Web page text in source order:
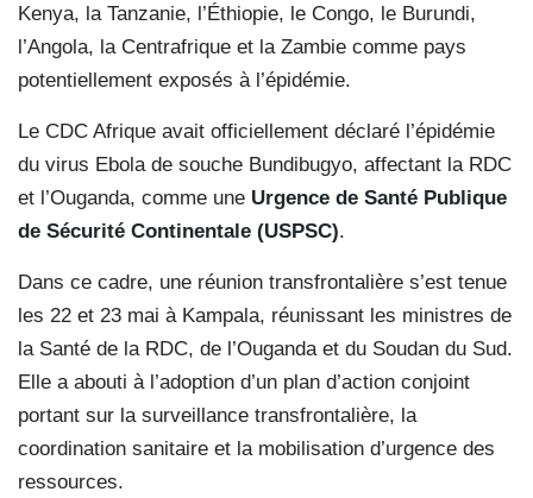
Kenya, la Tanzanie, l’Éthiopie, le Congo, le Burundi,
l’Angola, la Centrafrique et la Zambie comme pays
potentiellement exposés à l’épidémie.
Le CDC Afrique avait officiellement déclaré l’épidémie
du virus Ebola de souche Bundibugyo, affectant la RDC
et l’Ouganda, comme une Urgence de Santé Publique
de Sécurité Continentale (USPSC).
Dans ce cadre, une réunion transfrontalière s’est tenue
les 22 et 23 mai à Kampala, réunissant les ministres de
la Santé de la RDC, de l’Ouganda et du Soudan du Sud.
Elle a abouti à l’adoption d’un plan d’action conjoint
portant sur la surveillance transfrontalière, la
coordination sanitaire et la mobilisation d’urgence des
ressources.